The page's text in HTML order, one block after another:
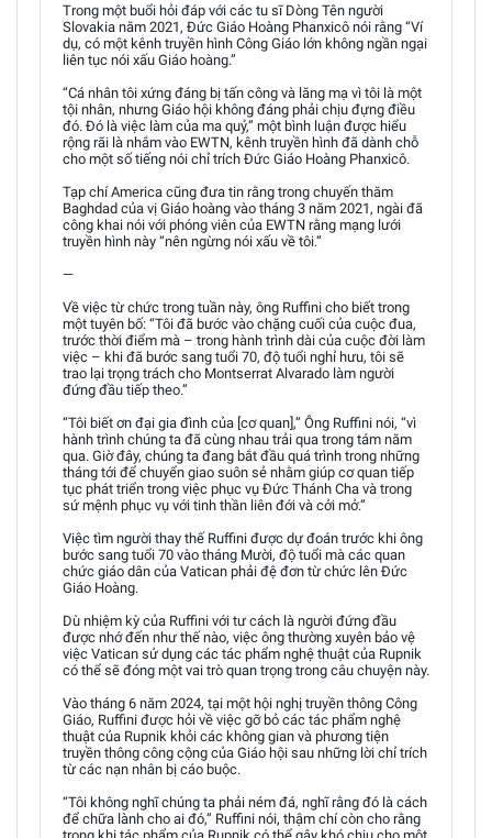
Trong một buổi hỏi đáp với các tu sĩ Dòng Tên người
Slovakia năm 2021, Đức Giáo Hoàng Phanxicô nói rằng “Ví
dụ, có một kênh truyền hình Công Giáo lớn không ngần ngại
liên tục nói xấu Giáo hoàng.”
“Cá nhân tôi xứng đáng bị tấn công và lăng mạ vì tôi là một
tội nhân, nhưng Giáo hội không đáng phải chịu đựng điều
đó. Đó là việc làm của ma quỷ,” một bình luận được hiểu
rộng rãi là nhắm vào EWTN, kênh truyền hình đã dành chỗ
cho một số tiếng nói chỉ trích Đức Giáo Hoàng Phanxicô.
Tạp chí America cũng đưa tin rằng trong chuyến thăm
Baghdad của vị Giáo hoàng vào tháng 3 năm 2021, ngài đã
công khai nói với phóng viên của EWTN rằng mạng lưới
truyền hình này “nên ngừng nói xấu về tôi.”
—
Về việc từ chức trong tuần này, ông Ruffini cho biết trong
một tuyên bố: “Tôi đã bước vào chặng cuối của cuộc đua,
trước thời điểm mà – trong hành trình dài của cuộc đời làm
việc – khi đã bước sang tuổi 70, độ tuổi nghỉ hưu, tôi sẽ
trao lại trọng trách cho Montserrat Alvarado làm người
đứng đầu tiếp theo.”
“Tôi biết ơn đại gia đình của [cơ quan],” Ông Ruffini nói, “vì
hành trình chúng ta đã cùng nhau trải qua trong tám năm
qua. Giờ đây, chúng ta đang bắt đầu quá trình trong những
tháng tới để chuyển giao suôn sẻ nhằm giúp cơ quan tiếp
tục phát triển trong việc phục vụ Đức Thánh Cha và trong
sứ mệnh phục vụ với tinh thần liên đới và cởi mở.”
Việc tìm người thay thế Ruffini được dự đoán trước khi ông
bước sang tuổi 70 vào tháng Mười, độ tuổi mà các quan
chức giáo dân của Vatican phải đệ đơn từ chức lên Đức
Giáo Hoàng.
Dù nhiệm kỳ của Ruffini với tư cách là người đứng đầu
được nhớ đến như thế nào, việc ông thường xuyên bảo vệ
việc Vatican sử dụng các tác phẩm nghệ thuật của Rupnik
có thể sẽ đóng một vai trò quan trọng trong câu chuyện này.
Vào tháng 6 năm 2024, tại một hội nghị truyền thông Công
Giáo, Ruffini được hỏi về việc gỡ bỏ các tác phẩm nghệ
thuật của Rupnik khỏi các không gian và phương tiện
truyền thông công cộng của Giáo hội sau những lời chỉ trích
từ các nạn nhân bị cáo buộc.
“Tôi không nghĩ chúng ta phải ném đá, nghĩ rằng đó là cách
để chữa lành cho ai đó,” Ruffini nói, thậm chí còn cho rằng